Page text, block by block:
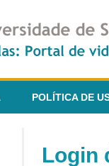
POLÍTICA DE
Login